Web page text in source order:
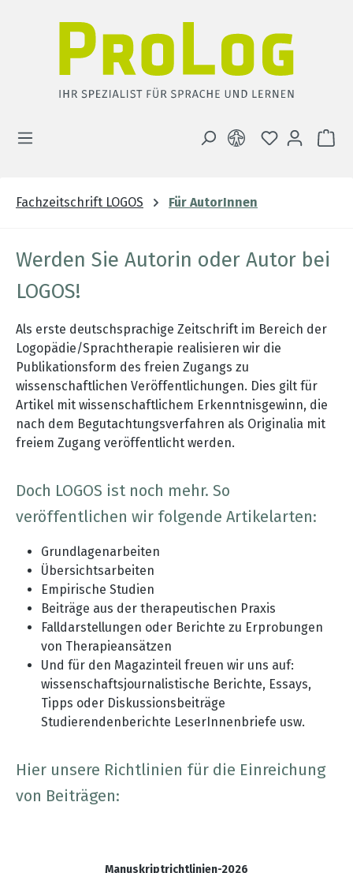
DU HAST 0
Fachzeitschrift LOGOS Für AutorInnen
Werden Sie Autorin oder Autor bei
LOGOS!
Als erste deutschsprachige Zeitschrift im Bereich der
Logopädie/Sprachtherapie realisieren wir die
Publikationsform des freien Zugangs zu
wissenschaftlichen Veröffentlichungen. Dies gilt für
Artikel mit wissenschaftlichem Erkenntnisgewinn, die
nach dem Begutachtungsverfahren als Originalia mit
freiem Zugang veröffentlicht werden.
Doch LOGOS ist noch mehr. So
veröffentlichen wir folgende Artikelarten:
Grundlagenarbeiten
Übersichtsarbeiten
Empirische Studien
Beiträge aus der therapeutischen Praxis
Falldarstellungen oder Berichte zu Erprobungen
von Therapieansätzen
Und für den Magazinteil freuen wir uns auf:
wissenschaftsjournalistische Berichte, Essays,
Tipps oder Diskussionsbeiträge
Studierendenberichte LeserInnenbriefe usw.
Hier unsere Richtlinien für die Einreichung
von Beiträgen:
Manuskriptrichtlinien-2026